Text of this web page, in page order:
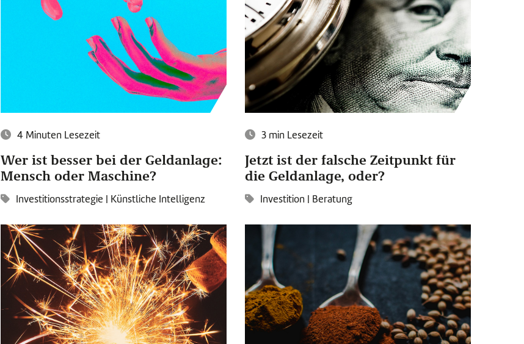
4 Minuten Lesezeit
Wer ist besser bei der Geldanlage:
Mensch oder Maschine?
Investitionsstrategie | Künstliche Intelligenz
3 min Lesezeit
Jetzt ist der falsche Zeitpunkt für
die Geldanlage, oder?
Investition | Beratung